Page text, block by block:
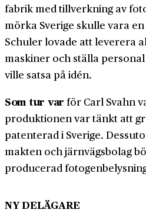
fabrik med tillverkning av
mörka Sverige skulle vara
Schuler lovade att leverera
maskiner och ställa
ville satsa på idén.
Som tur var för Carl Svahn
produktionen var tänkt att
patenterad i Sverige.
makten och järnvägs­bolag
producerad
NY DELÄGARE